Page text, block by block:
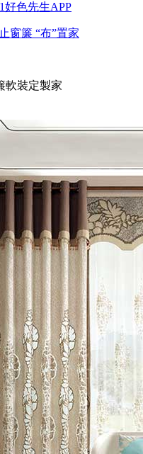
好色先生APP
窗簾 “布”置家
裝定製家